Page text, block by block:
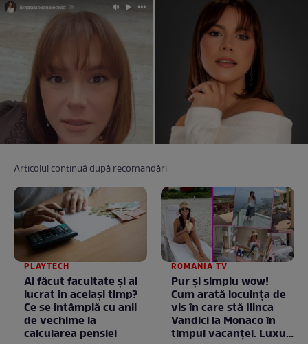
Articolul continuă după recomandări
PLAYTECH
Ai făcut facultate și ai
lucrat în același timp?
Ce se întâmplă cu anii
de vechime la
calcularea pensiei
ROMANIA TV
Pur și simplu wow!
Cum arată locuința de
vis în care stă Ilinca
Vandici la Monaco în
timpul vacanței. Luxul